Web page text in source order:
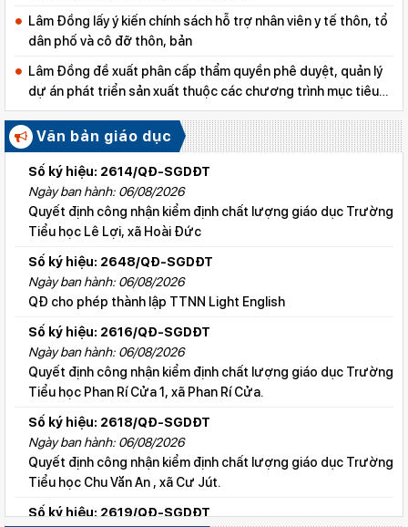
Lâm Đồng lấy ý kiến chính sách hỗ trợ nhân viên y tế thôn, tổ
dân phố và cô đỡ thôn, bản
Lâm Đồng đề xuất phân cấp thẩm quyền phê duyệt, quản lý
dự án phát triển sản xuất thuộc các chương trình mục tiêu
quốc gia
Văn bản giáo dục
Số ký hiệu: 2614/QĐ-SGDĐT
Ngày ban hành: 06/08/2026
Quyết định công nhận kiểm định chất lượng giáo dục Trường
Tiểu học Lê Lợi, xã Hoài Đức
Số ký hiệu: 2648/QĐ-SGDĐT
Ngày ban hành: 06/08/2026
QĐ cho phép thành lập TTNN Light English
Số ký hiệu: 2616/QĐ-SGDĐT
Ngày ban hành: 06/08/2026
Quyết định công nhận kiểm định chất lượng giáo dục Trường
Tiểu học Phan Rí Cửa 1, xã Phan Rí Cửa.
Số ký hiệu: 2618/QĐ-SGDĐT
Ngày ban hành: 06/08/2026
Quyết định công nhận kiểm định chất lượng giáo dục Trường
Tiểu học Chu Văn An , xã Cư Jút.
Số ký hiệu: 2619/QĐ-SGDĐT